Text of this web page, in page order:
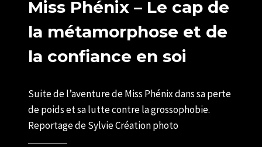
Miss Phénix – Le cap de
la métamorphose et de
la confiance en soi
SYLVIE
CHATELAIS
Suite de l’aventure de Miss Phénix dans sa perte
de poids et sa lutte contre la grossophobie.
Reportage de Sylvie Création photo